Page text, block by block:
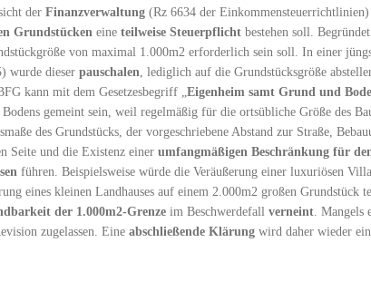
der Finanzverwaltung (Rz 6634 der Einkommensteuerrichtlinien)
Grundstücken eine teilweise Steuerpflicht bestehen soll.
von maximal 1.000m2 erforderlich sein soll. In einer
wurde dieser pauschalen , lediglich auf die Grundstücksgröße
kann mit dem Gesetzesbegriff „ Eigenheim samt Grund und
gemeint sein, weil regelmäßig für die ortsübliche Größe des
des Grundstücks, der vorgeschriebene Abstand zur Straße,
Seite und die Existenz einer umfangmäßigen Beschränkung für
führen. Beispielsweise würde die Veräußerung einer luxuriösen
eines kleinen Landhauses auf einem 2.000m2 großen Grundstück
der 1.000m2-Grenze im Beschwerdefall verneint .
zugelassen. Eine abschließende Klärung wird daher wieder